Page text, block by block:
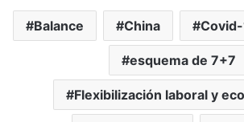
Balance China
esquema de 7+7
Flexibilización laboral y